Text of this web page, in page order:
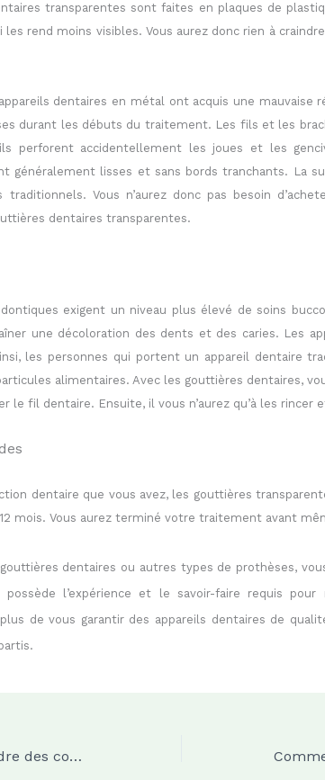
transparentes sont faites en plaques de
rend moins visibles. Vous aurez donc rien à
dentaires en métal ont acquis une mauvaise
durant les débuts du traitement. Les fils et les
perforent accidentellement les joues et les
généralement lisses et sans bords tranchants. La
traditionnels. Vous n’aurez donc pas besoin
dentaires transparentes.
exigent un niveau plus élevé de soins
une décoloration des dents et des caries. Les
les personnes qui portent un appareil dentaire
alimentaires. Avec les gouttières dentaires,
le fil dentaire. Ensuite, il vous n’aurez qu’à les rincer
dentaire que vous avez, les gouttières
mois. Vous aurez terminé votre traitement avant
dentaires ou autres types de prothèses,
possède l’expérience et le savoir-faire requis
de vous garantir des appareils dentaires de
Pourquoi et comment prendre des compléments alimentaires pour la santé ?